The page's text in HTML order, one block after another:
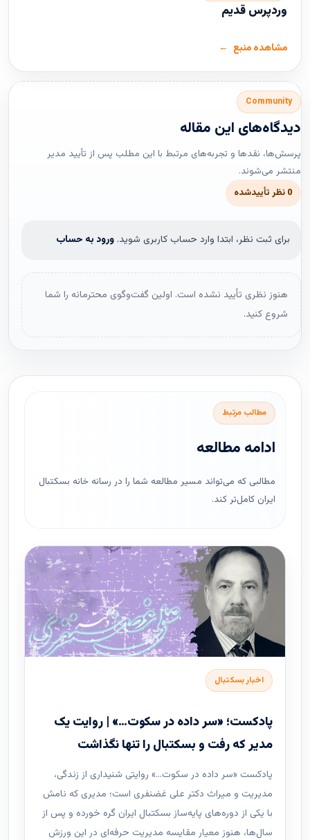
وردپرس قدیم
مشاهده منبع
Community
دیدگاه‌های این مقاله
پرسش‌ها، نقدها و تجربه‌های مرتبط با این مطلب پس از تأیید مدیر
منتشر می‌شوند.
0 نظر تأییدشده
برای ثبت نظر، ابتدا وارد حساب کاربری شوید. ورود به حساب
هنوز نظری تأیید نشده است. اولین گفت‌وگوی محترمانه را شما
شروع کنید.
مطالب مرتبط
ادامه مطالعه
مطالبی که می‌تواند مسیر مطالعه شما را در رسانه خانه بسکتبال
ایران کامل‌تر کند.
اخبار بسکتبال
پادکست؛ «سر داده در سکوت…» | روایت یک
مدیر که رفت و بسکتبال را تنها نگذاشت
پادکست «سر داده در سکوت…» روایتی شنیداری از زندگی،
مدیریت و میراث دکتر علی غضنفری است؛ مدیری که نامش
با یکی از دوره‌های پایه‌ساز بسکتبال ایران گره خورده و پس از
سال‌ها، هنوز معیار مقایسه مدیریت حرفه‌ای در این ورزش